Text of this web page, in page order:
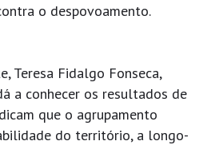
o despovoamento.
Teresa Fidalgo Fonseca,
a conhecer os resultados de
que o agrupamento
do território, a longo-